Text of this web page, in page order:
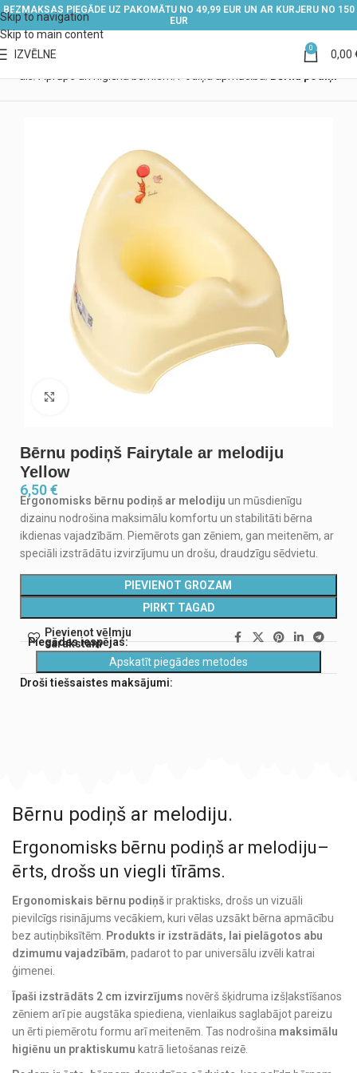
Skip to navigation
Skip to main content
BEZMAKSAS PIEGĀDE UZ PAKOMĀTU NO 49,99 EUR UN AR KURJERU NO 150
EUR
IZVĒLNE 0 0,00
Noklikšķiniet, lai palielinātu
Bērnu podiņš Fairytale ar melodiju
Yellow
6,50€
Ergonomisks bērnu podiņš ar melodiju un mūsdienīgu
dizainu nodrošina maksimālu komfortu un stabilitāti bērna
ikdienas vajadzībām. Piemērots gan zēniem, gan meitenēm, ar
speciāli izstrādātu izvirzījumu un drošu, draudzīgu sēdvietu.
PIEVIENOT GROZAM
PIRKT TAGAD
Pievienot vēlmju
sarakstam
Piegādes iespējas:
Apskatīt piegādes metodes
Droši tiešsaistes maksājumi:
Bērnu podiņš ar melodiju.
Ergonomisks bērnu podiņš ar melodiju–
ērts, drošs un viegli tīrāms.
Ergonomiskais bērnu podiņšir praktisks, drošs un vizuāli
pievilcīgs risinājums vecākiem, kuri vēlas uzsākt bērna apmācību
bez autiņbiksītēm. Produkts ir izstrādāts, lai pielāgotos abu
dzimumu vajadzībām, padarot to par universālu izvēli katrai
ģimenei.
Īpaši izstrādāts 2 cm izvirzījums novērš šķidruma izšļakstīšanos
zēniem arī pie augstāka spiediena, vienlaikus saglabājot pareizu
un ērti piemērotu formu arī meitenēm. Tas nodrošina maksimālu
higiēnu un praktiskumu katrā lietošanas reizē.